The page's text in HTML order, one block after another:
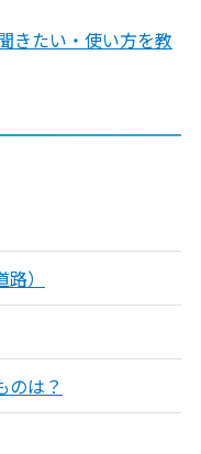
きたい・使い方を教
）
のは？